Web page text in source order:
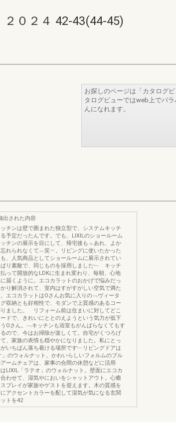
０２４ 42-43(44-45)
お探しのページは「カタログ
タログビューではweb上でパ
んになれます。
出された内容
チンは壁で囲まれた独立型で、システムキッチ
予定だったんです。でも、LIXILのショールーム
チンの展示を目にして、帰宅後も﹃あれ、よか
れられなくて︵笑︶。リビングに使いたかった
、人気商品としてショールームに展示されてい
ぱり素敵で、同じものを採用しました﹂ キッチ
って開放的なLDKに生まれ変わり、毎朝、心地
届くように。エコカラットのおかげで悩みだっ
り解消されて、室内はすがすがしい空気で満た
エコカラットはOさんお気に入りの﹁ヴィータ
収納とも好相性で、モダンで上質感のあるコー
ました。 リフォーム前は住まいに対してどこ
ドで、きれいにととのえようという気力が低下
Oさん。﹁キッチンも浴室もがんばらなくてもす
ので、今はお掃除が楽しくて。自宅がくつろげ
、家族の表情も穏やかになりました。私にとっ
いちばん落ち着ける場所です﹂リビングドアは
」のウォルナット。かわいらしいフォルムのブル
ームチェアは、家事の合間の休憩などに活用
LIXIL「ラテオ」のウォルナット。壁面にエコカ
わせて、湿気やにおいをシャットアウト。心癒
プレイが家族やゲストを迎えます。木の質感を
アクセントカラーを配して湿気が気になる玄関
トを42